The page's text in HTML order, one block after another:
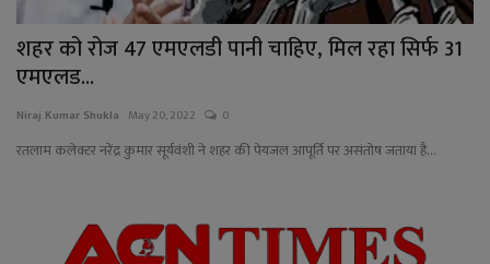
शहर को रोज 47 एमएलडी पानी चाहिए, मिल रहा सिर्फ 31
एमएलड...
Niraj Kumar Shukla May 20, 2022 0
रतलाम कलेक्टर नरेंद्र कुमार सूर्यवंशी ने शहर की पेयजल आपूर्ति पर असंतोष जताया है...